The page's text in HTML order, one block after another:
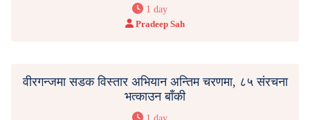
1 day
Pradeep Sah
वीरगन्जमा सडक विस्तार अभियान अन्तिम चरणमा, ८५ संरचना
भत्काउन बाँकी